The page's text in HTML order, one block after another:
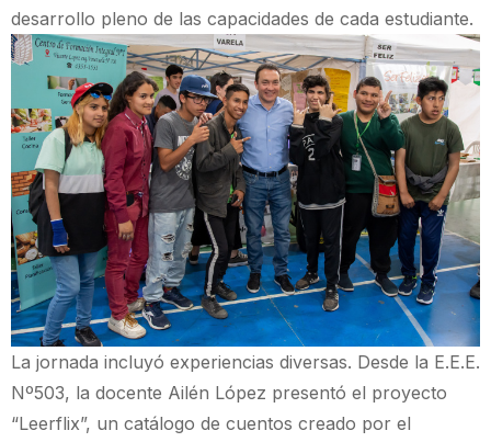
desarrollo pleno de las capacidades de cada estudiante.
La jornada incluyó experiencias diversas. Desde la E.E.E.
Nº503, la docente Ailén López presentó el proyecto
“Leerflix”, un catálogo de cuentos creado por el